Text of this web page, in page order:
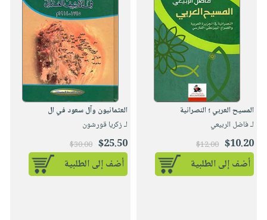
المسيح العربي ؛ النصرانية
لـ فاضل الربيعي
$10.20
$12.00
أضف إلى الطلبية
العثمانيون وآل سعود في ال
لـ زكريا قورشون
$25.50
$30.00
أضف إلى الطلبية